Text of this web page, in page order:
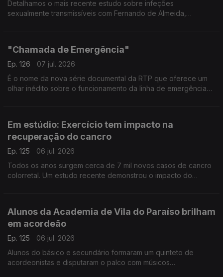
Detalhamos o mais recente estudo sobre infeções
sexualmente transmissíveis com Fernando de Almeida,
"Chamada de Emergência"
Ep. 126
07 jul. 2026
É o nome da nova série documental da RTP que oferece um
olhar inédito sobre o funcionamento da linha de emergência
Em estúdio: Exercício tem impacto na
recuperação do cancro
Ep. 125
06 jul. 2026
Todos os anos surgem cerca de 7 mil novos casos de cancro
colorretal. Um estudo recente demonstrou o impacto do
Alunos da Academia de Vila do Paraíso brilham
em acordeão
Ep. 125
06 jul. 2026
Alunos do básico e secundário formaram um quinteto de
acordeonistas e disputaram o palco com músicos